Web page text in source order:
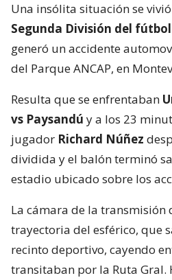
Una insólita situación se
Segunda División del
generó un accidente
del Parque ANCAP, en
Resulta que se enfrentaban
vs Paysandú y a los 23
jugador Richard Núñez
dividida y el balón terminó
estadio ubicado sobre los
La cámara de la transmisión
trayectoria del esférico, que
recinto deportivo, cayendo
transitaban por la Ruta Gral.